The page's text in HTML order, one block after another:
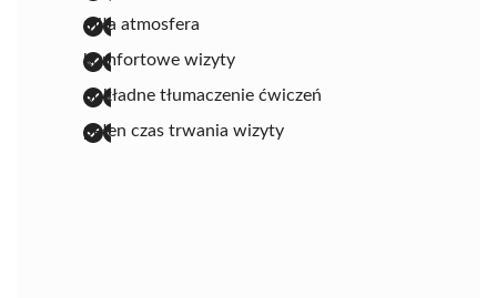
miła atmosfera
komfortowe wizyty
dokładne tłumaczenie ćwiczeń
pełen czas trwania wizyty